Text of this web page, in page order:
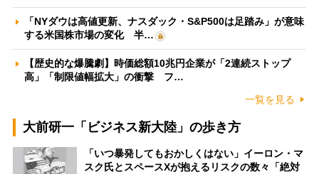
「NYダウは高値更新、ナスダック・S&P500は足踏み」が意味
する米国株市場の変化 半…
【歴史的な爆騰劇】時価総額10兆円企業が「2連続ストップ
高」「制限値幅拡大」の衝撃 フ…
一覧を見る
大前研一「ビジネス新大陸」の歩き方
「いつ暴発してもおかしくはない」イーロン・マ
スク氏とスペースXが抱えるリスクの数々「絶対